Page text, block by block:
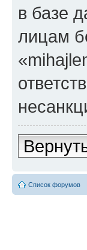
в базе
лицам
Список форумов